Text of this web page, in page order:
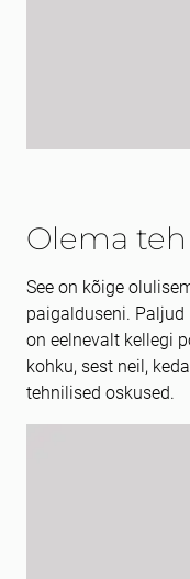
Olema
See on kõige
paigalduseni.
on eelnevalt kellegi
kohku, sest neil,
tehnilised oskused.